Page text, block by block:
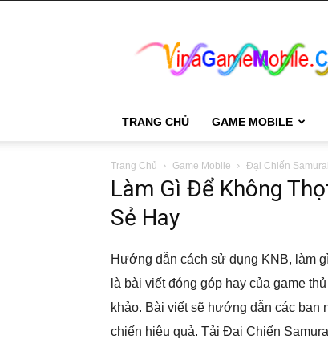
Mobile
TRANG CHỦ GAME MOBILE
Trang Chủ Game Mobile Đại Chiến Samurai
Làm Gì Để Không
Sẻ Hay
Hướng dẫn cách sử dụng KNB, làm
là bài viết đóng góp hay của game
khảo. Bài viết sẽ hướng dẫn các
chiến hiệu quả. Tải Đại Chiến